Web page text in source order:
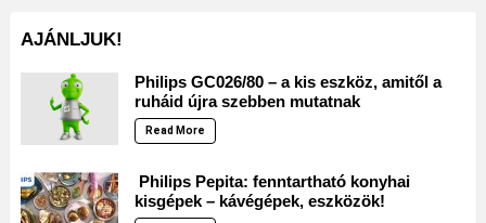
AJÁNLJUK!
Philips GC026/80 – a kis eszköz, amitől a
ruháid újra szebben mutatnak
Read More
Philips Pepita: fenntartható konyhai
kisgépek – kávégépek, eszközök!